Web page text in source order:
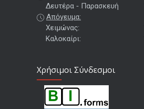
Δευτέρα - Παρασκευή
Απόγευμα:
Χειμώνας:
Καλοκαίρι:
Χρήσιμοι Σύνδεσμοι